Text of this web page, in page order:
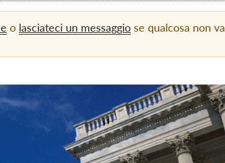
o lasciateci un messaggio se qualcosa non va